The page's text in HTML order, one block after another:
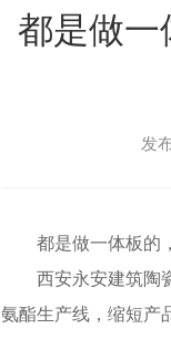
都是做一
发
都是做一体板的
西安永安建筑陶
氨酯生产线，缩短产